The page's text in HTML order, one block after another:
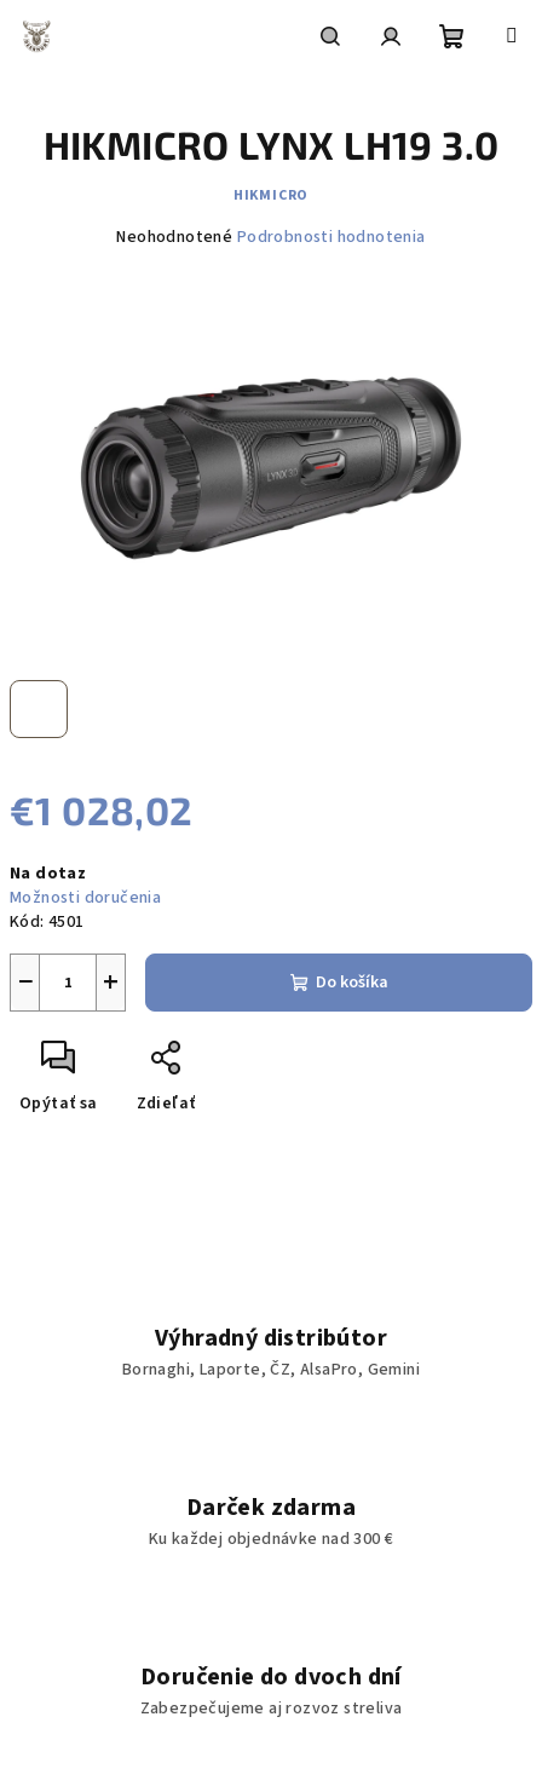
obsah
košík
€1 028,02
cena:
Na dotaz
Možnosti doručenia
Kód: 4501
+
− Do košíka
Opýtať sa Zdieľať
HIKMICRO LYNX LH19 3.0
HIKMICRO
Priemerné
hviezdičiek.
Neohodnotené Podrobnosti hodnotenia
Výhradný distribútor
Bornaghi, Laporte, ČZ, AlsaPro, Gemini
Darček zdarma
Ku každej objednávke nad 300 €
Doručenie do dvoch dní
Zabezpečujeme aj rozvoz streliva